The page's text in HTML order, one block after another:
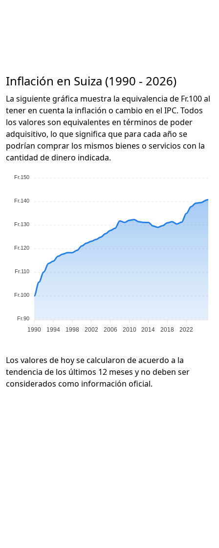
Inflación en Suiza (1990 - 2026)
La siguiente gráfica muestra la equivalencia de Fr.100 al
tener en cuenta la inflación o cambio en el IPC. Todos
los valores son equivalentes en términos de poder
adquisitivo, lo que significa que para cada año se
podrían comprar los mismos bienes o servicios con la
cantidad de dinero indicada.
Fr.150
Fr.140
Fr.130
Fr.120
Fr.110
Fr.100
Fr.90
1990 1994 1998 2002 2006 2010 2014 2018 2022
Los valores de hoy se calcularon de acuerdo a la
tendencia de los últimos 12 meses y no deben ser
considerados como información oficial.